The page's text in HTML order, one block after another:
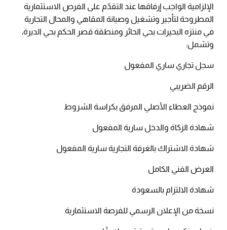
الإلزامية الواجب إرفاقها عند التقدّم على الفرص الاستثمارية
المطروحة لتأجير وتشغيل وصيانة المقاهي والمحال التجارية
في منتزه البحيرات بحي الحائر ومنطقة قصر الحكم بحي الديرة،
وتشمل:
سجل تجاري ساري المفعول
الرقم الضريبي
نموذج العطاء الأصلي المرفق بكراسة الشروط
شهادة الزكاة والدخل سارية المفعول
شهادة الاشتراك بالغرفة التجارية سارية المفعول
العرض الفني الكامل
شهادة الالتزام بالسعودة
نسخة من الإعلان الرسمي للفرصة الاستثمارية